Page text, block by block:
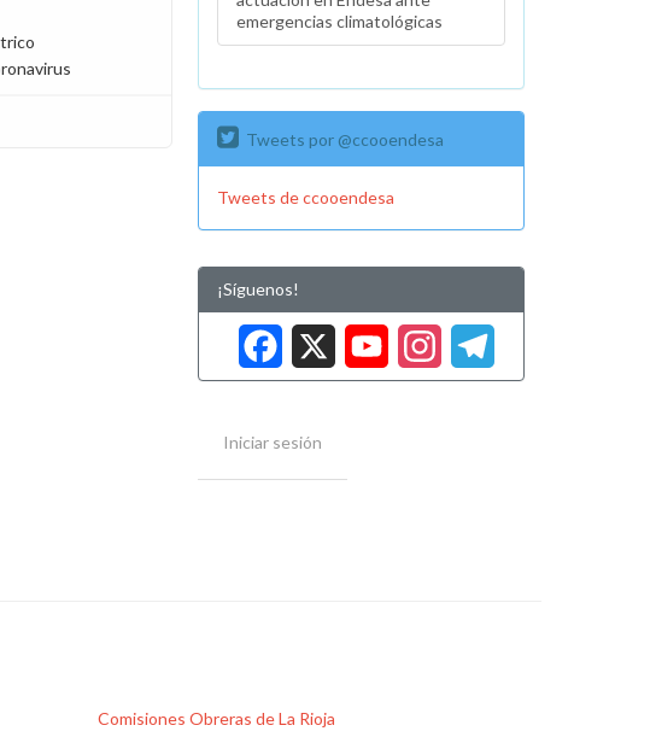
emergencias climatológicas
Tweets por @ccooendesa
Tweets de ccooendesa
¡Síguenos!
Facebook
XYouTube
Iniciar sesión
Comisiones Obreras de La Rioja